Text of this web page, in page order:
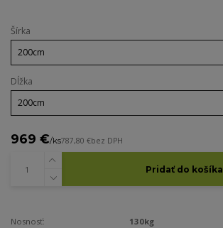
Šírka
Dĺžka
969 €/ks787,80 €bez DPH
Pridať do košíka
Nosnosť:
130kg